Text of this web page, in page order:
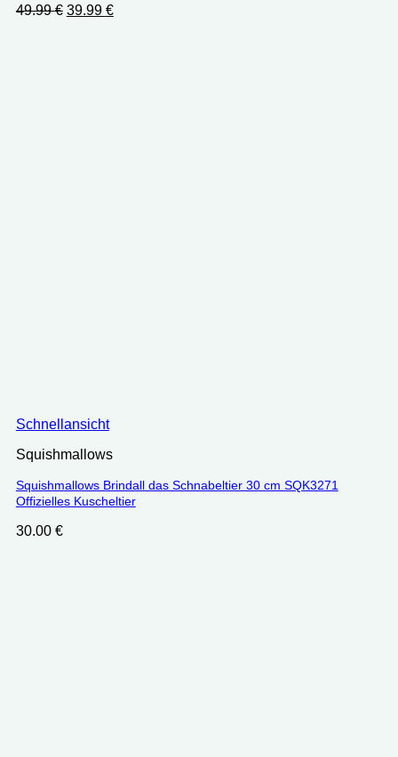
49.99€ Ursprünglicher
39.99 €Aktueller
Schnellansicht
Squishmallows
Squishmallows Brindall das Schnabeltier 30 cm SQK3271
Offizielles Kuscheltier
30.00 €